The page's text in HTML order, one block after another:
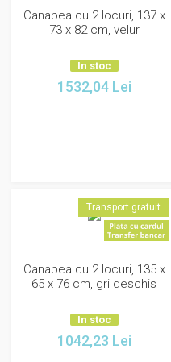
Canapea cu 2 locuri, 137 x
73 x 82 cm, velur
In stoc
1532,04 Lei
Transport gratuit
Canapea cu 2 locuri, 135 x
65 x 76 cm, gri deschis
In stoc
1042,23 Lei